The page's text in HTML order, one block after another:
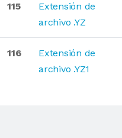
115
Extensión de
archivo .YZ
116
Extensión de
archivo .YZ1